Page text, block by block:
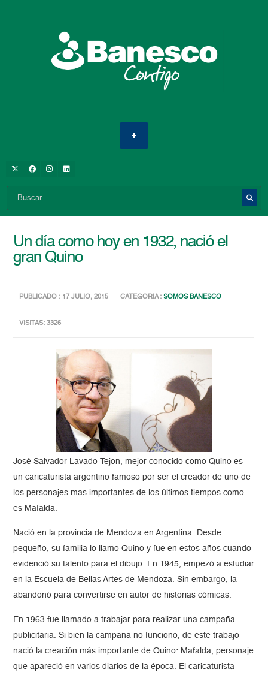
Un día como hoy en 1932, nació el
gran Quino
PUBLICADO : 17 JULIO, 2015 CATEGORIA :SOMOS BANESCO
VISITAS: 3326
José Salvador Lavado Tejon, mejor conocido como Quino es
un caricaturista argentino famoso por ser el creador de uno de
los personajes mas importantes de los últimos tiempos como
es Mafalda.
Nació en la provincia de Mendoza en Argentina. Desde
pequeño, su familia lo llamo Quino y fue en estos años cuando
evidenció su talento para el dibujo. En 1945, empezó a estudiar
en la Escuela de Bellas Artes de Mendoza. Sin embargo, la
abandonó para convertirse en autor de historias cómicas.
En 1963 fue llamado a trabajar para realizar una campaña
publicitaria. Si bien la campaña no funciono, de este trabajo
nació la creación más importante de Quino: Mafalda, personaje
que apareció en varios diarios de la época. El caricaturista